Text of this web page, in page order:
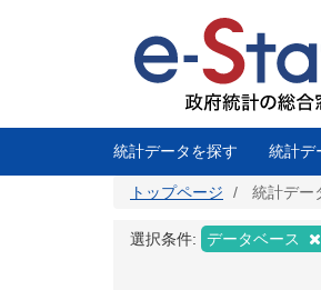
に
統計データを探す 統計デ
トップページ 統計デー
選択条件: データベース